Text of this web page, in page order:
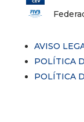
AVISO
POLÍTICA
POLÍTICA